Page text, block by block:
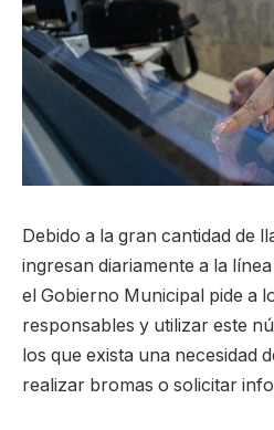
Debido a la gran cantidad de
ingresan diariamente a la
el Gobierno Municipal pide a
responsables y utilizar este
los que exista una necesidad
realizar bromas o solicitar